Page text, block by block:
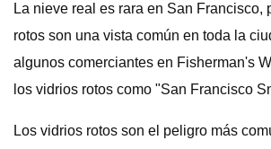
La nieve real es rara en San Francisco,
rotos son una vista común en toda la
algunos comerciantes en Fisherman's
los vidrios rotos como "San Francisco
Los vidrios rotos son el peligro más